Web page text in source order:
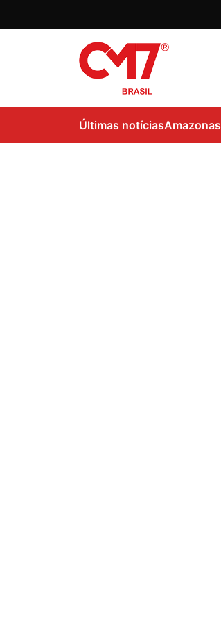
Últimas notíciasAmazonas